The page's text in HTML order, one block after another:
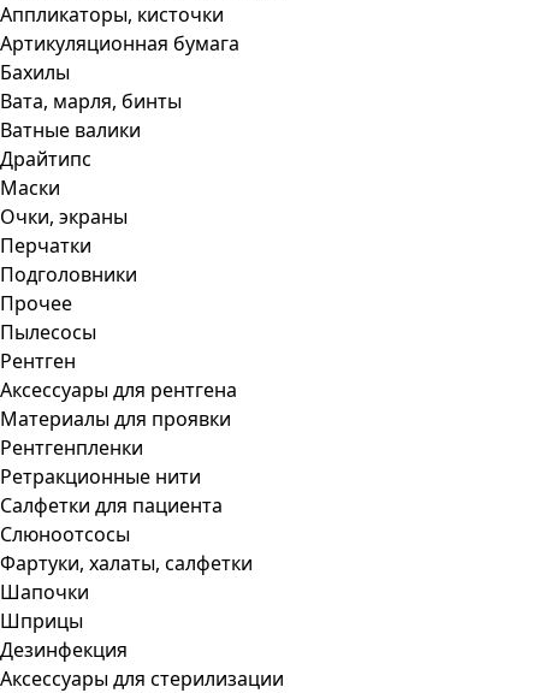
Аппликаторы, кисточки
Артикуляционная бумага
Бахилы
Вата, марля, бинты
Ватные валики
Драйтипс
Маски
Очки, экраны
Перчатки
Подголовники
Прочее
Пылесосы
Рентген
Аксессуары для рентгена
Материалы для проявки
Рентгенпленки
Ретракционные нити
Салфетки для пациента
Слюноотсосы
Фартуки, халаты, салфетки
Шапочки
Шприцы
Дезинфекция
Аксессуары для стерилизации